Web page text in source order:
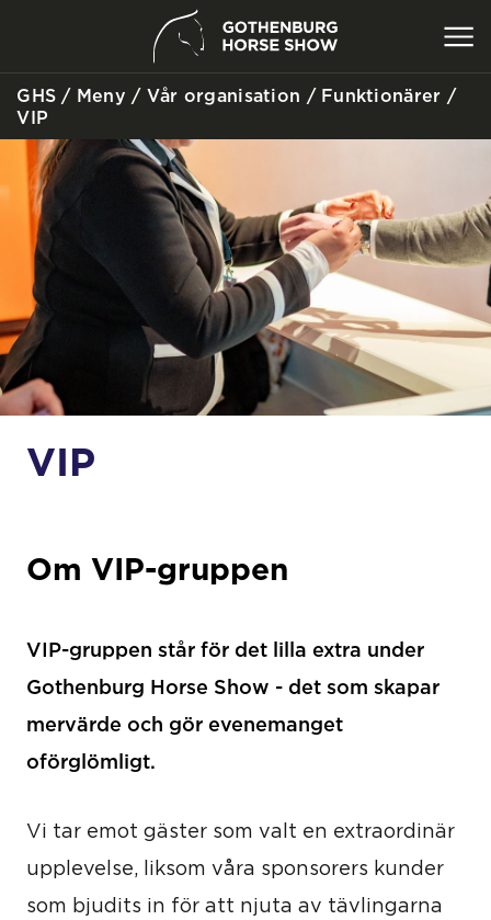
GHS /Meny /Vår organisation /Funktionärer /
VIP
VIP
Om VIP-gruppen
VIP-gruppen står för det lilla extra under
Gothenburg Horse Show - det som skapar
mervärde och gör evenemanget
oförglömligt.
Vi tar emot gäster som valt en extraordinär
upplevelse, liksom våra sponsorers kunder
som bjudits in för att njuta av tävlingarna